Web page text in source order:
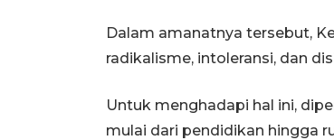
Dalam amanatnya tersebut,
radikalisme, intoleransi, dan
Untuk menghadapi hal ini,
mulai dari pendidikan hingga